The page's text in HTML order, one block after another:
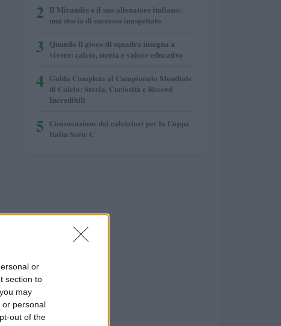
or
section to
may
or personal
out of the
2 Il Mirandés e il suo allenatore italiano:
una storia di successo inaspettato
3 Quando il gioco di squadra insegna a
vivere: calcio, storia e valore educativo
4 Guida Completa al Campionato Mondiale
di Calcio: Storia, Curiosità e Record
Incredibili
5 Convocazione dei calciatori per la Coppa
Italia Serie C